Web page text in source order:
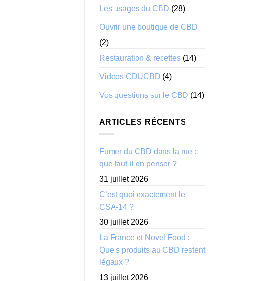
Les usages du CBD (28)
Ouvrir une boutique de CBD
(2)
Restauration & recettes(14)
Videos CDUCBD (4)
Vos questions sur le CBD (14)
ARTICLES RÉCENTS
Fumer du CBD dans la rue :
que faut-il en penser ?
31 juillet 2026
C’est quoi exactement le
CSA-14 ?
30 juillet 2026
La France et Novel Food :
Quels produits au CBD restent
légaux ?
13 juillet 2026